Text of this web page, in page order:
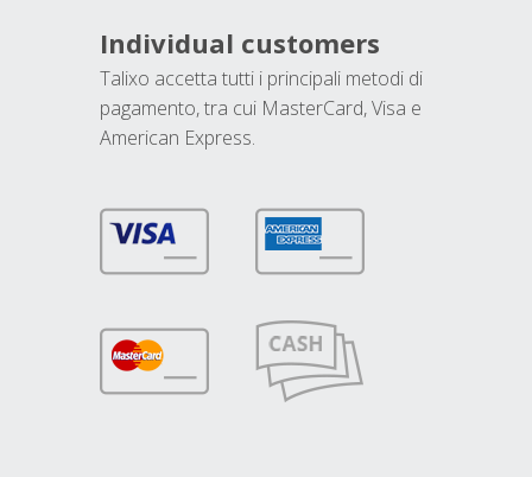
Individual customers
Talixo accetta tutti i principali metodi di
pagamento, tra cui MasterCard, Visa e
American Express.